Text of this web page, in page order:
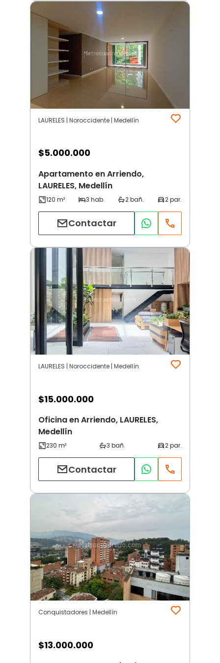
LAURELES | Noroccidente | Medellín
$5.000.000
Apartamento en Arriendo,
LAURELES, Medellín
Contactar
LAURELES | Noroccidente | Medellín
$15.000.000
Oficina en Arriendo, LAURELES,
Medellín
Contactar
Conquistadores | Medellín
$13.000.000